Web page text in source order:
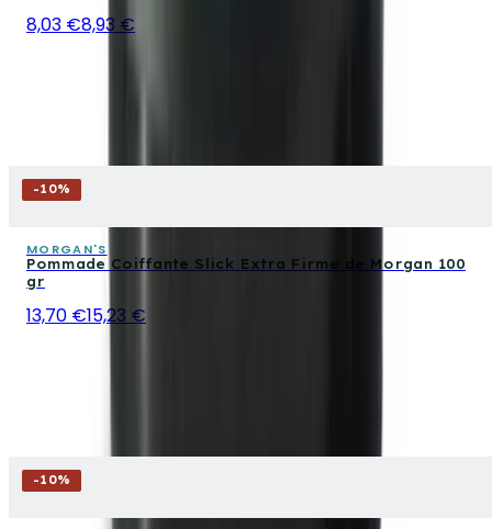
8,03 €8,93 €
-10%
MORGAN'S
Pommade Coiffante Slick Extra Firme de Morgan 100
gr
13,70 €15,23 €
-10%